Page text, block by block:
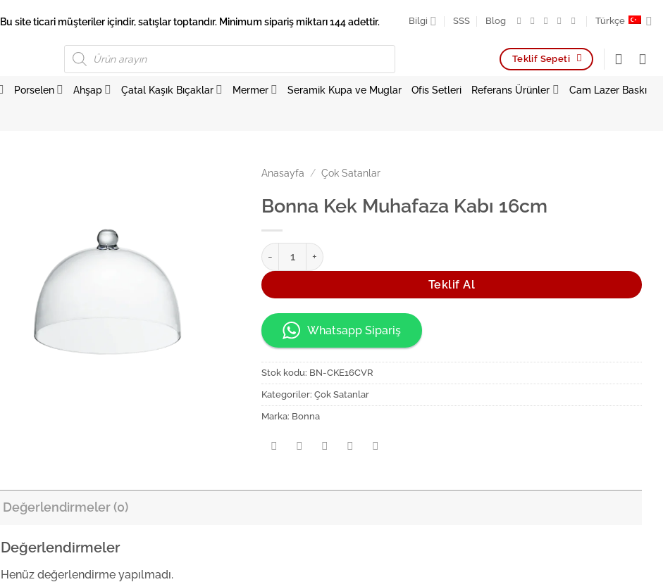
Bu site ticari müşteriler içindir, satışlar toptandır. Minimum sipariş miktarı 144 adettir. Bilgi SSS Blog Türkçe
Products
search
Teklif Sepeti
Porselen Ahşap Çatal Kaşık Bıçaklar Mermer Seramik Kupa ve Muglar Ofis Setleri Referans Ürünler Cam Lazer Baskı
Anasayfa / Çok Satanlar
Bonna Kek Muhafaza Kabı 16cm
Bonna Kek Muhafaza Kabı 16cm adet
Teklif Al
Whatsapp Sipariş
Stok kodu: BN-CKE16CVR
Kategoriler:Çok Satanlar
Marka: Bonna
Değerlendirmeler (0)
Değerlendirmeler
Henüz değerlendirme yapılmadı.